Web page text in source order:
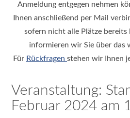
|
Datenschutz
Anmeldung entgegen nehmen
Ihnen anschließend per Mail
sofern nicht alle Plätze bereits
informieren wir Sie über das
Für Rückfragen stehen wir Ihnen
Veranstaltung:
Februar 2024 am